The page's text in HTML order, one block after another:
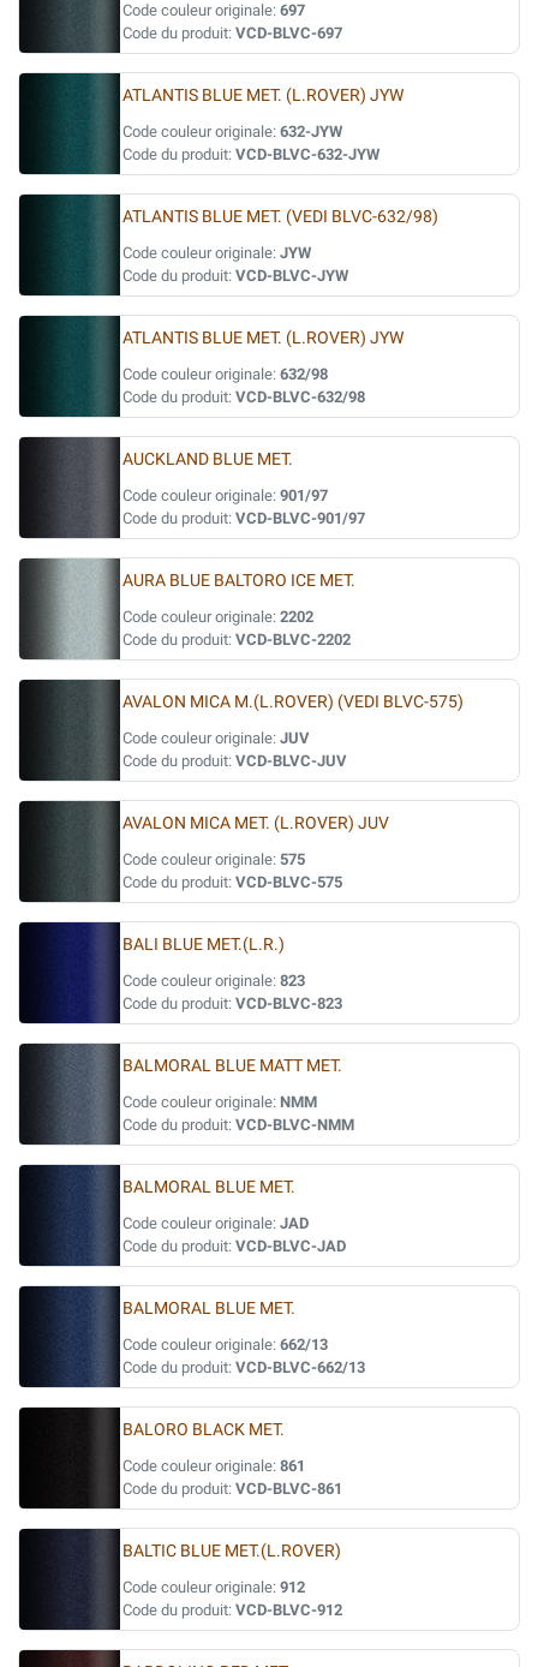
Code couleur originale: 697
Code du produit: VCD-BLVC-697
ATLANTIS BLUE MET. (L.ROVER) JYW
Code couleur originale: 632-JYW
Code du produit: VCD-BLVC-632-JYW
ATLANTIS BLUE MET. (VEDI BLVC-632/98)
Code couleur originale: JYW
Code du produit: VCD-BLVC-JYW
ATLANTIS BLUE MET. (L.ROVER) JYW
Code couleur originale: 632/98
Code du produit: VCD-BLVC-632/98
AUCKLAND BLUE MET.
Code couleur originale: 901/97
Code du produit: VCD-BLVC-901/97
AURA BLUE BALTORO ICE MET.
Code couleur originale: 2202
Code du produit: VCD-BLVC-2202
AVALON MICA M.(L.ROVER) (VEDI BLVC-575)
Code couleur originale: JUV
Code du produit: VCD-BLVC-JUV
AVALON MICA MET. (L.ROVER) JUV
Code couleur originale: 575
Code du produit: VCD-BLVC-575
BALI BLUE MET.(L.R.)
Code couleur originale: 823
Code du produit: VCD-BLVC-823
BALMORAL BLUE MATT MET.
Code couleur originale: NMM
Code du produit: VCD-BLVC-NMM
BALMORAL BLUE MET.
Code couleur originale: JAD
Code du produit: VCD-BLVC-JAD
BALMORAL BLUE MET.
Code couleur originale: 662/13
Code du produit: VCD-BLVC-662/13
BALORO BLACK MET.
Code couleur originale: 861
Code du produit: VCD-BLVC-861
BALTIC BLUE MET.(L.ROVER)
Code couleur originale: 912
Code du produit: VCD-BLVC-912